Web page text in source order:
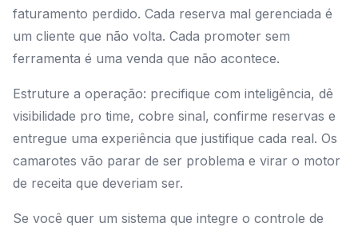
faturamento perdido. Cada reserva mal gerenciada é
um cliente que não volta. Cada promoter sem
ferramenta é uma venda que não acontece.
Estruture a operação: precifique com inteligência, dê
visibilidade pro time, cobre sinal, confirme reservas e
entregue uma experiência que justifique cada real. Os
camarotes vão parar de ser problema e virar o motor
de receita que deveriam ser.
Se você quer um sistema que integre o controle de